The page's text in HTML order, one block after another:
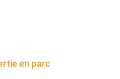
en parc